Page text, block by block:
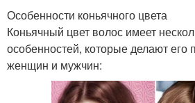
Особенности коньячного цвета
Коньячный цвет волос имеет
особенностей, которые делают
женщин и мужчин: